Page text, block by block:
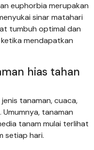
euphorbia merupakan
sinar matahari
tumbuh optimal dan
mendapatkan
hias tahan
tanaman, cuaca,
tanaman
tanam mulai terlihat
setiap hari.